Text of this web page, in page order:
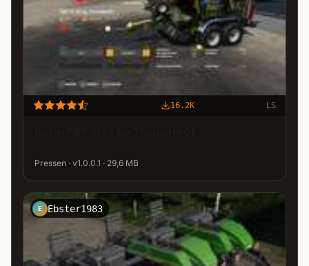
16.2K LS
Pressen · v1.0.0.1 · 29,6 MB
E Ebster1983